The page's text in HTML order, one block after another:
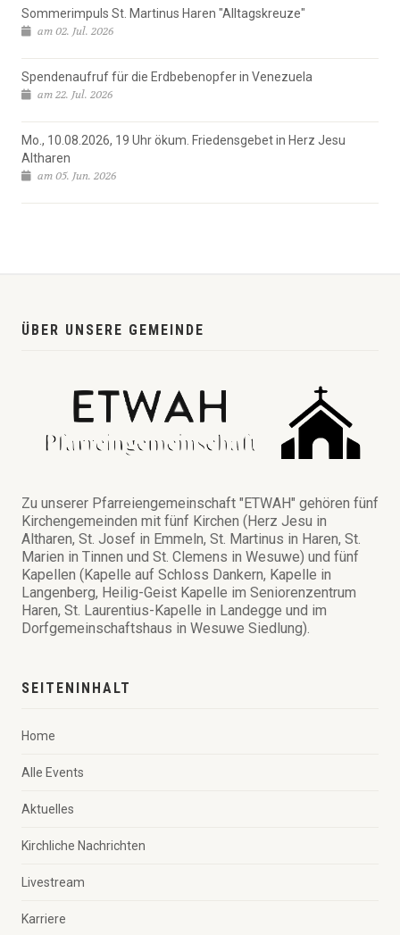
Sommerimpuls St. Martinus Haren "Alltagskreuze"
am 02. Jul. 2026
Spendenaufruf für die Erdbebenopfer in Venezuela
am 22. Jul. 2026
Mo., 10.08.2026, 19 Uhr ökum. Friedensgebet in Herz Jesu
Altharen
am 05. Jun. 2026
ÜBER UNSERE GEMEINDE
Zu unserer Pfarreiengemeinschaft "ETWAH" gehören fünf
Kirchengemeinden mit fünf Kirchen (Herz Jesu in
Altharen, St. Josef in Emmeln, St. Martinus in Haren, St.
Marien in Tinnen und St. Clemens in Wesuwe) und fünf
Kapellen (Kapelle auf Schloss Dankern, Kapelle in
Langenberg, Heilig-Geist Kapelle im Seniorenzentrum
Haren, St. Laurentius-Kapelle in Landegge und im
Dorfgemeinschaftshaus in Wesuwe Siedlung).
SEITENINHALT
Home
Alle Events
Aktuelles
Kirchliche Nachrichten
Livestream
Karriere